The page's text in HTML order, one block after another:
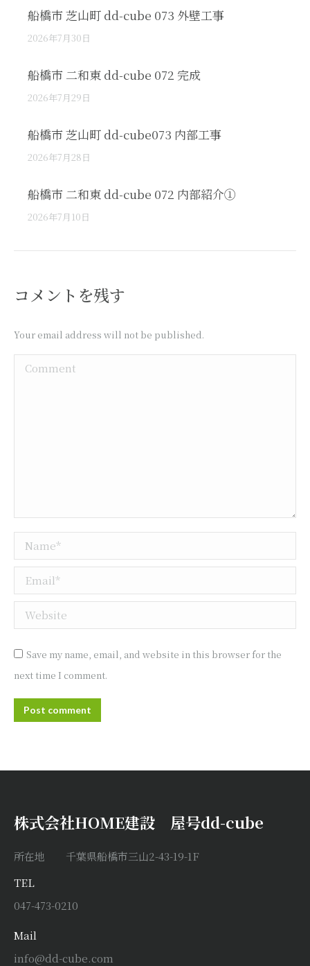
船橋市 芝山町 dd-cube 073 外壁工事
2026年7月30日
船橋市 二和東 dd-cube 072 完成
2026年7月29日
船橋市 芝山町 dd-cube073 内部工事
2026年7月28日
船橋市 二和東 dd-cube 072 内部紹介①
2026年7月10日
コメントを残す
Your email address will not be published.
Comment
Name *
Email *
Website
Save my name, email, and website in this browser for the
next time I comment.
Post comment
株式会社HOME建設 屋号dd-cube
所在地 千葉県船橋市三山2-43-19-1F
TEL
047-473-0210
Mail
info@dd-cube.com